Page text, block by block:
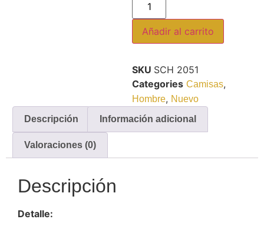
Añadir al carrito
SKU SCH 2051
Categories Camisas,
Hombre, Nuevo
Descripción
Información adicional
Valoraciones (0)
Descripción
Detalle: